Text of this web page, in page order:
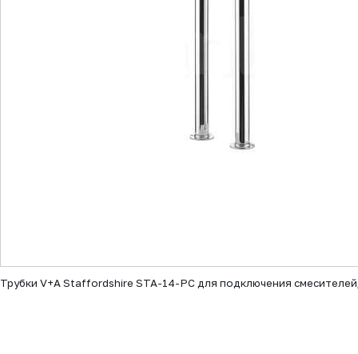
Трубки V+A Staffordshire STA-14-PC для подключения